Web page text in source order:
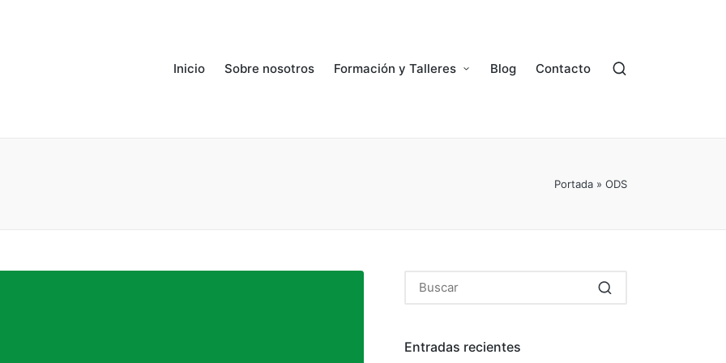
Inicio Sobre nosotros Formación y Talleres Blog Contacto
Portada » ODS
Entradas recientes